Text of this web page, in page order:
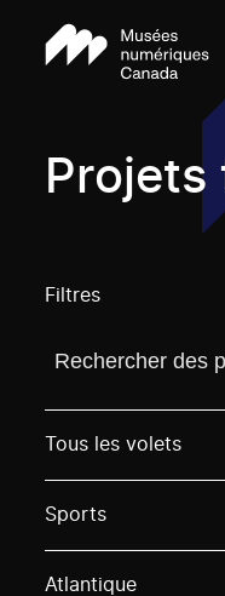
Projets
Filtres
Trouvez un
Tous les volets
Sports
Atlantique